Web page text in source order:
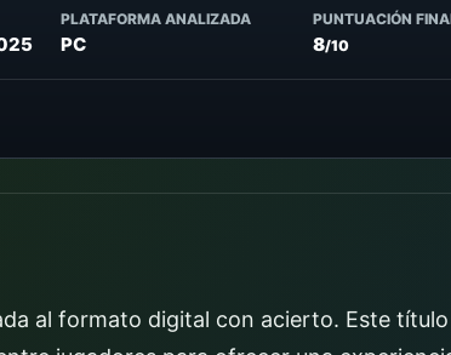
PLATAFORMA ANALIZADA
PC
PUNTUACIÓN
8/10
al formato digital con acierto. Este